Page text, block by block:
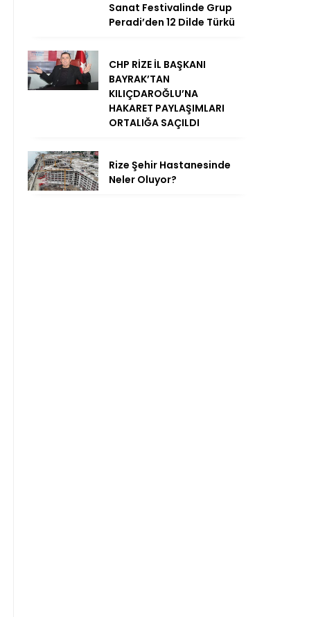
Sanat Festivalinde Grup
Peradi’den 12 Dilde Türkü
CHP RİZE İL BAŞKANI
BAYRAK’TAN
KILIÇDAROĞLU’NA
HAKARET PAYLAŞIMLARI
ORTALIĞA SAÇILDI
Rize Şehir Hastanesinde
Neler Oluyor?